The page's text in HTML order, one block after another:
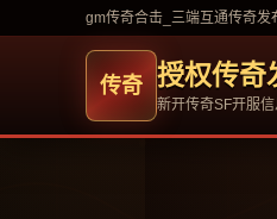
gm传奇合击_三端互通传奇
授权传奇
新开传奇SF开服